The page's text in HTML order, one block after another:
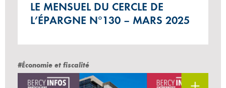
LE MENSUEL DU CERCLE DE
L’ÉPARGNE N°130 – MARS 2025
#Économie et fiscalité